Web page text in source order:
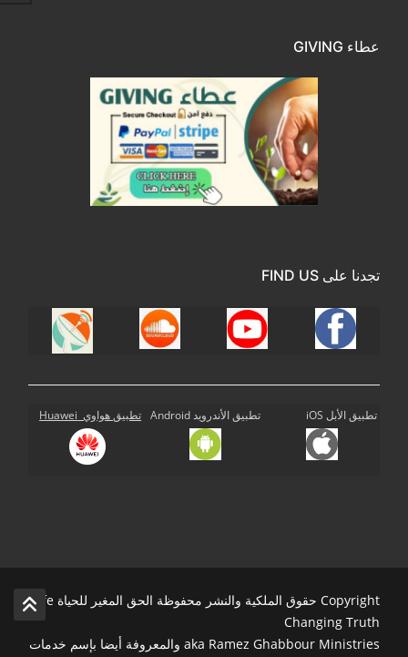
عطاء GIVING
تجدنا على FIND US
تطبيق الأبل iOS تطبيق الأندرويد Android تطبيق هواوي Huawei
Copyright حقوق الملكية والنشر محفوظة الحق المغير للحياة Life
Changing Truth
aka Ramez Ghabbour Ministries والمعروفة أيضا بإسم خدمات